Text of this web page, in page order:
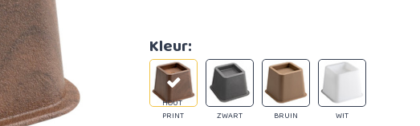
ZWART BRUIN WIT
Kleur:
HOUT
PRINT